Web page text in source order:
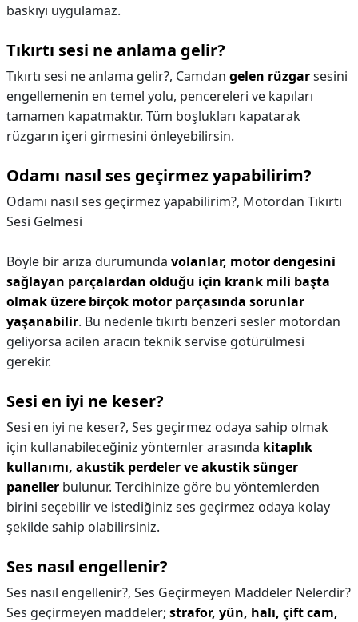
baskıyı uygulamaz.
Tıkırtı sesi ne anlama gelir?
Tıkırtı sesi ne anlama gelir?, Camdan gelen rüzgarsesini
engellemenin en temel yolu, pencereleri ve kapıları
tamamen kapatmaktır. Tüm boşlukları kapatarak
rüzgarın içeri girmesini önleyebilirsin.
Odamı nasıl ses geçirmez yapabilirim?
Odamı nasıl ses geçirmez yapabilirim?, Motordan Tıkırtı
Sesi Gelmesi
Böyle bir arıza durumunda volanlar, motor dengesini
sağlayan parçalardan olduğu için krank mili başta
olmak üzere birçok motor parçasında sorunlar
yaşanabilir. Bu nedenle tıkırtı benzeri sesler motordan
geliyorsa acilen aracın teknik servise götürülmesi
gerekir.
Sesi en iyi ne keser?
Sesi en iyi ne keser?, Ses geçirmez odaya sahip olmak
için kullanabileceğiniz yöntemler arasında kitaplık
kullanımı, akustik perdeler ve akustik sünger
paneller bulunur. Tercihinize göre bu yöntemlerden
birini seçebilir ve istediğiniz ses geçirmez odaya kolay
şekilde sahip olabilirsiniz.
Ses nasıl engellenir?
Ses nasıl engellenir?, Ses Geçirmeyen Maddeler Nelerdir?
Ses geçirmeyen maddeler; strafor, yün, halı, çift cam,